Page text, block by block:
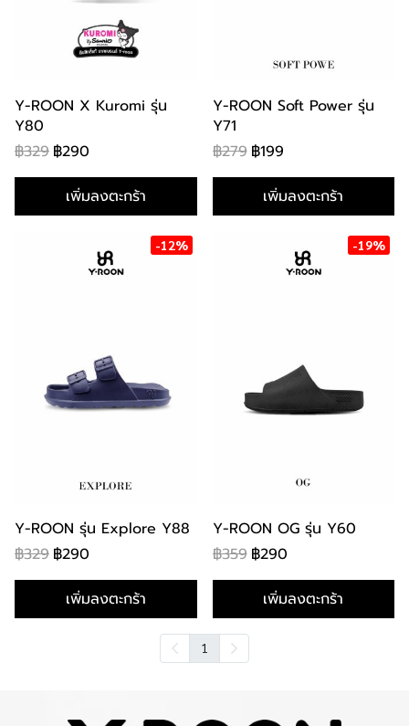
Y-ROON X Kuromi รุ่น
Y80
฿329 ฿290
เพิ่มลงตะกร้า
Y-ROON Soft Power รุ่น
Y71
฿279 ฿199
เพิ่มลงตะกร้า
-12%
Y-ROON รุ่น Explore Y88
฿329 ฿290
เพิ่มลงตะกร้า
-19%
Y-ROON OG รุ่น Y60
฿359 ฿290
เพิ่มลงตะกร้า
1